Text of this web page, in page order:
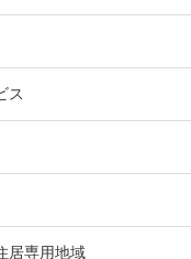
ス
居専用地域